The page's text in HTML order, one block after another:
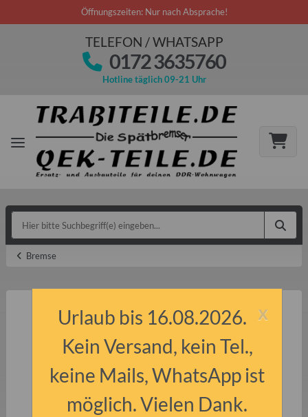
Öffnungszeiten: Nur nach Absprache!
TELEFON / WHATSAPP
0172 3635760
Hotline täglich 09-21 Uhr
Bremse
x
Urlaub bis 16.08.2026.
Kein Versand, kein Tel.,
keine Mails, WhatsApp ist
möglich. Vielen Dank.